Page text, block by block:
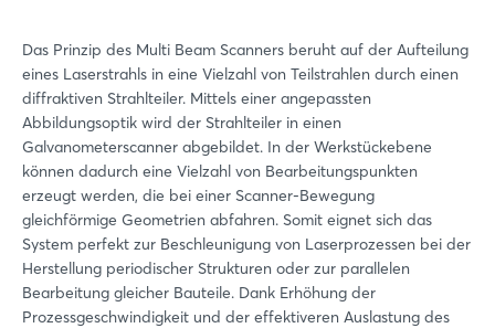
Das Prinzip des Multi Beam Scanners beruht auf der Aufteilung
eines Laserstrahls in eine Vielzahl von Teilstrahlen durch einen
diffraktiven Strahlteiler. Mittels einer angepassten
Abbildungsoptik wird der Strahlteiler in einen
Galvanometerscanner abgebildet. In der Werkstückebene
können dadurch eine Vielzahl von Bearbeitungspunkten
erzeugt werden, die bei einer Scanner-Bewegung
gleichförmige Geometrien abfahren. Somit eignet sich das
System perfekt zur Beschleunigung von Laserprozessen bei der
Herstellung periodischer Strukturen oder zur parallelen
Bearbeitung gleicher Bauteile. Dank Erhöhung der
Prozessgeschwindigkeit und der effektiveren Auslastung des